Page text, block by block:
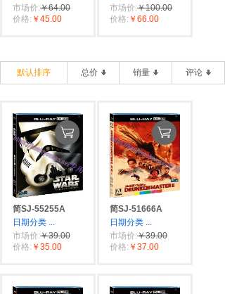
市场价:￥64.00
价格: ￥45.00
市场价:￥100.00
价格: ￥66.00
默认排序 总价 销量 评论
简SJ-55255A
日期分类 ...
市场价:￥39.00
价格: ￥35.00
简SJ-51666A
日期分类 ...
市场价:￥39.00
价格: ￥37.00